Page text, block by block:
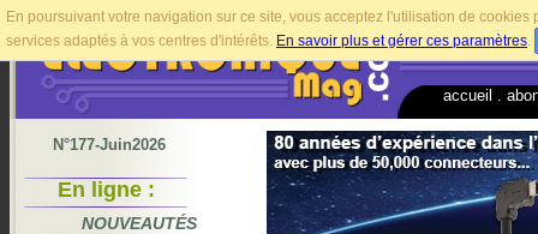
En poursuivant votre navigation sur ce site, vous acceptez l'utilisation de
services adaptés à vos centres d'intérêts. En savoir plus et gérer ces paramètres.
accueil
N°177-Juin2026
En ligne :
NOUVEAUTÉS